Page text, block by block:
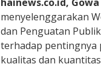
hainews.co.id, Gowa
menyelenggarakan
dan Penguatan
terhadap pentingnya
kualitas dan